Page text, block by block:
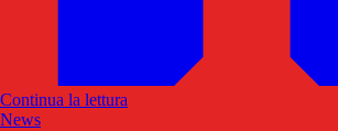
Continua la lettura
News